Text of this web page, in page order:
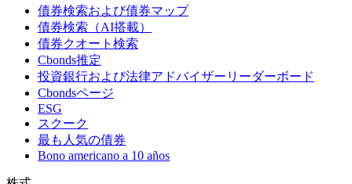
債券検索および債券マップ
債券検索（AI搭載）
債券クオート検索
Cbonds推定
投資銀行および法律アドバイザーリーダーボード
Cbondsページ
ESG
スクーク
最も人気の債券
Bono americano a 10 años